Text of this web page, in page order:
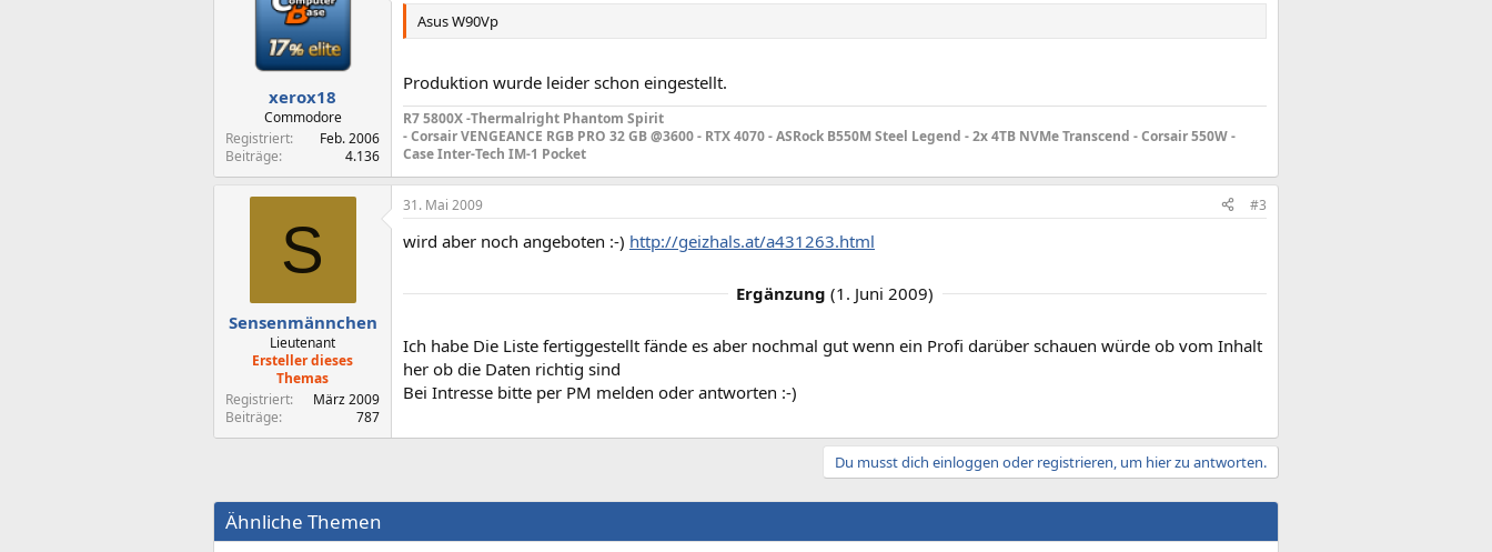
xerox18
Commodore
Registriert
Feb. 2006
Beiträge
4.136
Asus W90Vp
Produktion wurde leider schon eingestellt.
R7 5800X -Thermalright Phantom Spirit
- Corsair VENGEANCE RGB PRO 32 GB @3600 - RTX 4070 - ASRock B550M Steel Legend - 2x 4TB NVMe Transcend - Corsair 550W -
CaseInter-Tech IM-1 Pocket
S
Sensenmännchen
Lieutenant
Ersteller dieses
Themas
Registriert
März 2009
Beiträge
787
31. Mai 2009 #3
wird aber noch angeboten :-) http://geizhals.at/a431263.html
Ergänzung (1. Juni 2009)
Ich habe Die Liste fertiggestellt fände es aber nochmal gut wenn ein Profi darüber schauen würde ob vom Inhalt
her ob die Daten richtig sind
Bei Intresse bitte per PM melden oder antworten :-)
Du musst dich einloggen oder registrieren, um hier zu antworten.
Ähnliche Themen